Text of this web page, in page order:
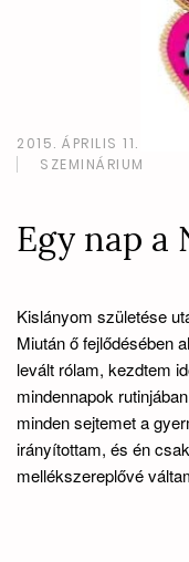
2015. ÁPRILIS 11.
SZEMINÁRIUM
Egy nap a
Kislányom születése
Miután ő fejlődésében
levált rólam, kezdtem
mindennapok
minden sejtemet a
irányítottam, és én
mellékszereplővé